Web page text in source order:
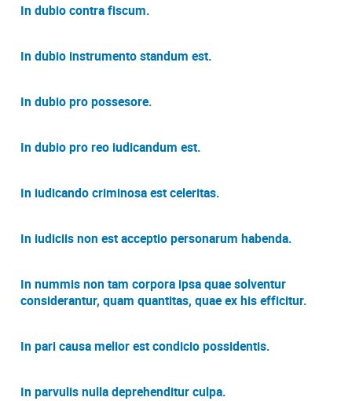
In dubio contra fiscum.
In dubio instrumento standum est.
In dubio pro possesore.
In dubio pro reo iudicandum est.
In iudicando criminosa est celeritas.
In iudiciis non est acceptio personarum habenda.
In nummis non tam corpora ipsa quae solventur
considerantur, quam quantitas, quae ex his efficitur.
In pari causa melior est condicio possidentis.
In parvulis nulla deprehenditur culpa.